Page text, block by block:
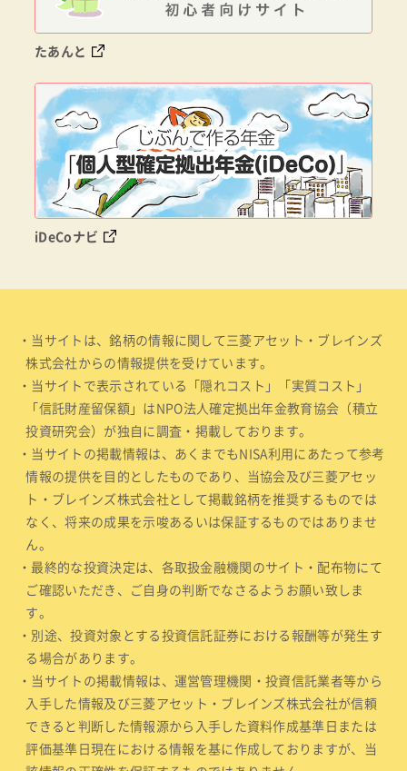
たあんと
iDeCoナビ
・当サイトは、銘柄の情報に関して三菱アセット・ブレインズ
株式会社からの情報提供を受けています。
・当サイトで表示されている「隠れコスト」「実質コスト」
「信託財産留保額」はNPO法人確定拠出年金教育協会（積立
投資研究会）が独自に調査・掲載しております。
・当サイトの掲載情報は、あくまでもNISA利用にあたって参考
情報の提供を目的としたものであり、当協会及び三菱アセッ
ト・ブレインズ株式会社として掲載銘柄を推奨するものでは
なく、将来の成果を示唆あるいは保証するものではありませ
ん。
・最終的な投資決定は、各取扱金融機関のサイト・配布物にて
ご確認いただき、ご自身の判断でなさるようお願い致しま
す。
・別途、投資対象とする投資信託証券における報酬等が発生す
る場合があります。
・当サイトの掲載情報は、運営管理機関・投資信託業者等から
入手した情報及び三菱アセット・ブレインズ株式会社が信頼
できると判断した情報源から入手した資料作成基準日または
評価基準日現在における情報を基に作成しておりますが、当